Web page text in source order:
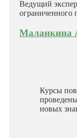
Ведущий
ограниченного
Маланкина
Курсы
новых